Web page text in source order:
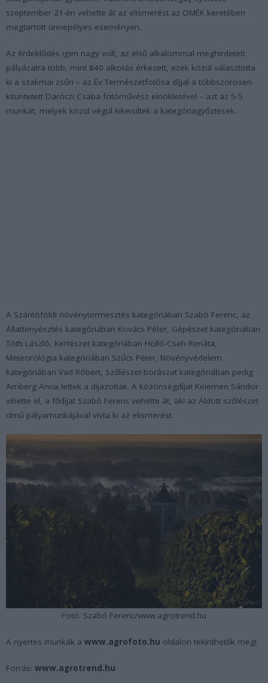
szeptember 21-én vehette át az elismerést az OMÉK keretében
megtartott ünnepélyes eseményen.
Az érdeklődés igen nagy volt, az első alkalommal meghirdetett
pályázatra több, mint 840 alkotás érkezett, ezek közül választotta
ki a szakmai zsűri – az Év Természetfotósa díjjal a többszörösen
kitüntetett Daróczi Csaba fotóművész elnökletével – azt az 5-5
munkát, melyek közül végül kikerültek a kategóriagyőztesek.
A Szántóföldi növénytermesztés kategóriában Szabó Ferenc, az
Állattenyésztés kategóriában Kovács Péter, Gépészet kategóriában
Tóth László, Kertészet kategóriában Holló-Cseh Renáta,
Meteorológia kategóriában Szűcs Péter, Növényvédelem
kategóriában Vad Róbert, Szőlészet-borászat kategóriában pedig
Amberg Anna lettek a díjazottak. A közönségdíjat Kelemen Sándor
vihette el, a fődíjat Szabó Ferenc vehette át, aki az Áldott szőlészet
című pályamunkájával vívta ki az elismerést.
Fotó: Szabó Ferenc/www.agrotrend.hu
A nyertes munkák a www.agrofoto.hu oldalon tekinthetők meg!
Forrás: www.agrotrend.hu